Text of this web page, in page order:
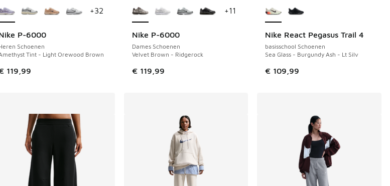
P-6000
Schoenen
Tint - Light Orewood Brown
119,99
+32
Nike P-6000
Dames Schoenen
Velvet Brown - Ridgerock
€ 119,99
+11
Nike React Pegasus Trail 4
basisschool Schoenen
Sea Glass - Burgundy Ash - Lt Silv
€ 109,99